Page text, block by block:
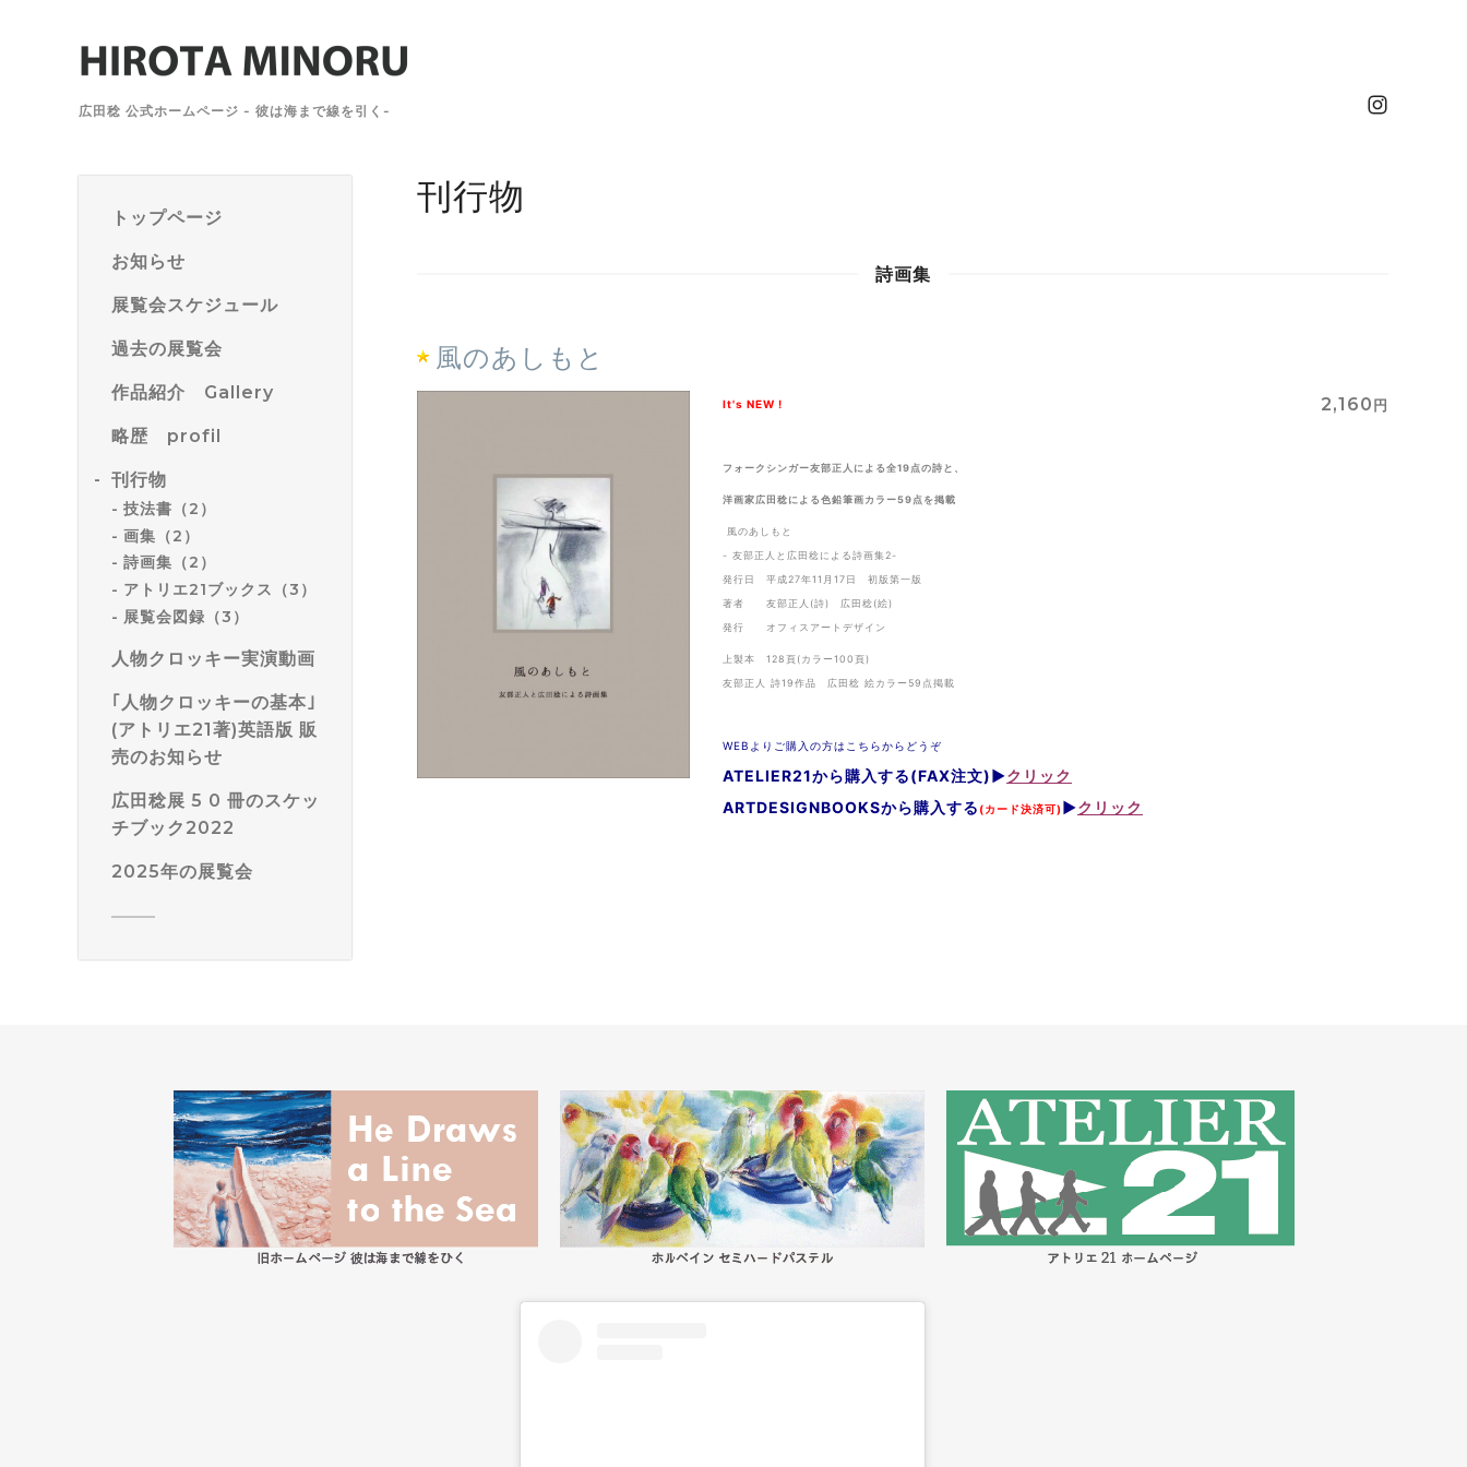
広田稔 公式ホームページ - 彼は海まで線を引く-
トップページ
お知らせ
展覧会スケジュール
過去の展覧会
作品紹介 Gallery
略歴 profil
刊行物
技法書（2）
画集（2）
詩画集（2）
アトリエ21ブックス（3）
展覧会図録（3）
人物クロッキー実演動画
｢人物クロッキーの基本｣
(アトリエ21著)英語版 販
売のお知らせ
広田稔展 5 0 冊のスケッ
チブック2022
2025年の展覧会
刊行物
詩画集
風のあしもと
2,160 円
It's NEW !
フォークシンガー友部正人による全19点の詩と、
洋画家広田稔による色鉛筆画カラー59点を掲載
風のあしもと
- 友部正人と広田稔による詩画集2-
発行日 平成27年11月17日 初版第一版
著者 友部正人(詩) 広田稔(絵)
発行 オフィスアートデザイン
上製本 128頁(カラー100頁)
友部正人 詩19作品 広田稔 絵カラー59点掲載
WEBよりご購入の方はこちらからどうぞ
ATELIER21から購入する(FAX注文)▶クリック
ARTDESIGNBOOKSから購入する (カード決済可)▶クリック